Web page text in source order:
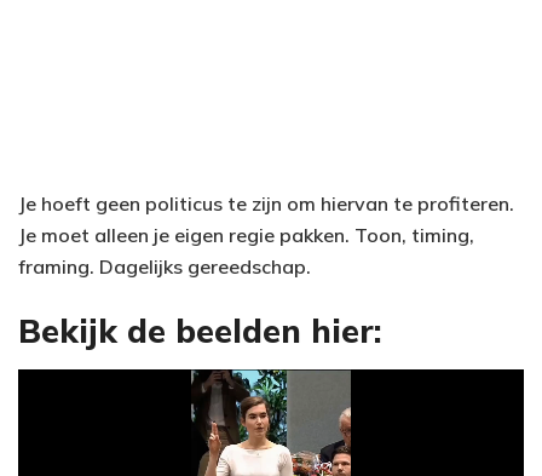
Je hoeft geen politicus te zijn om hiervan te profiteren.
Je moet alleen je eigen regie pakken. Toon, timing,
framing. Dagelijks gereedschap.
Bekijk de beelden hier: